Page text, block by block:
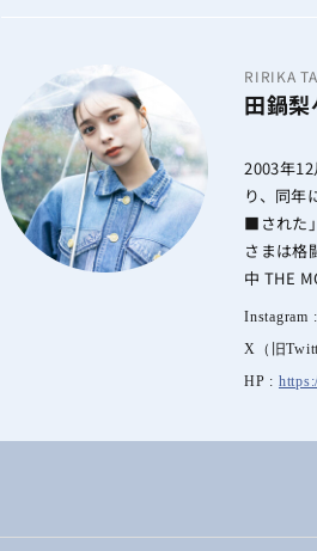
RIRIKA
田鍋梨
2003年
り、同年
■された
さまは格
中 THE
Instagram
X（旧
HP :